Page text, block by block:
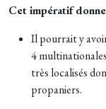
Cet impératif
Il pourrait y
4
très localisés
propaniers.